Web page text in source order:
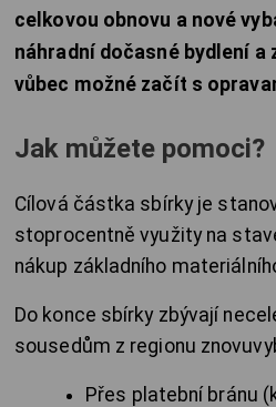
celkovou obnovu a nové
náhradní dočasné bydlení
vůbec možné začít s
Jak můžete pomoci?
Cílová částka sbírky je
stoprocentně využity na
nákup základního
Do konce sbírky zbývají
sousedům z regionu
Přes platební bránu